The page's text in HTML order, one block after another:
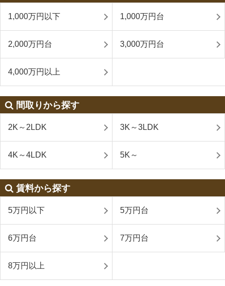
1,000万円以下 1,000万円台
2,000万円台 3,000万円台
4,000万円以上
間取りから探す
2K～2LDK 3K～3LDK
4K～4LDK 5K～
賃料から探す
5万円以下 5万円台
6万円台 7万円台
8万円以上